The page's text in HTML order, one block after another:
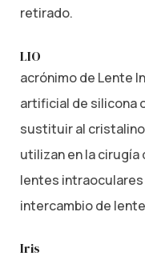
retirado.
LIO
acrónimo de Lente
artificial de silicona
sustituir al cristalino
utilizan en la cirugía
lentes intraoculares
intercambio de
Iris